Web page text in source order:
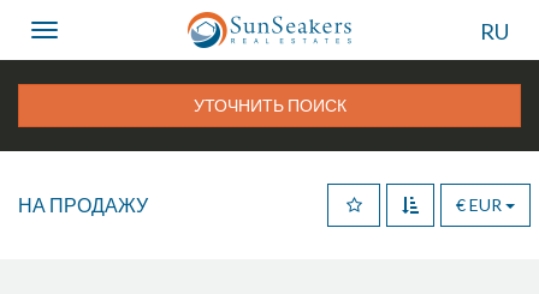
Toggle
navigation
RU
УТОЧНИТЬ ПОИСК
НА ПРОДАЖУ € EUR